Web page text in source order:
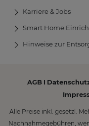
Karriere & Jobs
Smart Home
Hinweise zur
AGBI
Alle Preise inkl. gesetzl.
Nachnahmegebühren,